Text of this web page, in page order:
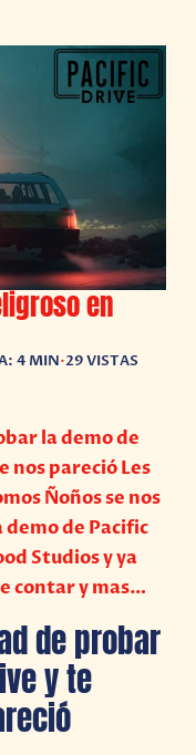
en
4 MIN•29 VISTAS
la demo de
nos pareció Les
Ñoños se nos
de Pacific
Studios y ya
contar y mas…
de probar
y te